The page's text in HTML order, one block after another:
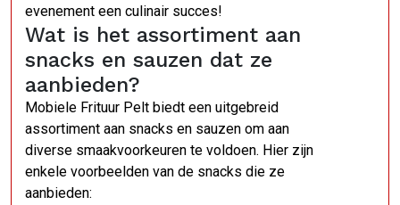
evenement een culinair succes!
Wat is het assortiment aan
snacks en sauzen dat ze
aanbieden?
Mobiele Frituur Pelt biedt een uitgebreid
assortiment aan snacks en sauzen om aan
diverse smaakvoorkeuren te voldoen. Hier zijn
enkele voorbeelden van de snacks die ze
aanbieden: